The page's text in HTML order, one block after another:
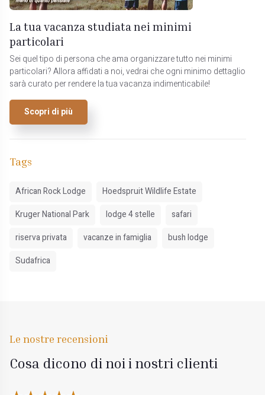
La tua vacanza studiata nei minimi
particolari
Sei quel tipo di persona che ama organizzare tutto nei minimi
particolari? Allora affidati a noi, vedrai che ogni minimo dettaglio
sarà curato per rendere la tua vacanza indimenticabile!
Scopri di più
Tags
African Rock Lodge
Hoedspruit Wildlife Estate
Kruger National Park
lodge 4 stelle
safari
riserva privata
vacanze in famiglia
bush lodge
Sudafrica
Le nostre recensioni
Cosa dicono di noi i nostri clienti